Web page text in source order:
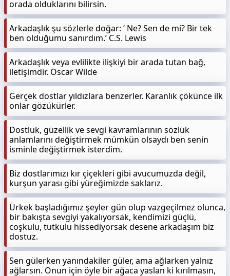
orada olduklarını bilirsin.
Arkadaşlık şu sözlerle doğar: ‘ Ne? Sen de mi? Bir tek
ben olduğumu sanırdım.’ C.S. Lewis
Arkadaşlık veya evlilikte ilişkiyi bir arada tutan bağ,
iletişimdir. Oscar Wilde
Gerçek dostlar yıldızlara benzerler. Karanlık çökünce ilk
onlar gözükürler.
Dostluk, güzellik ve sevgi kavramlarının sözlük
anlamlarını değiştirmek mümkün olsaydı ben senin
isminle değiştirmek isterdim.
Biz dostlarımızı kır çiçekleri gibi avucumuzda değil,
kurşun yarası gibi yüreğimizde saklarız.
Ürkek başladığımız şeyler gün olup vazgeçilmez olunca,
bir bakışta sevgiyi yakalıyorsak, kendimizi güçlü,
coşkulu, tutkulu hissediyorsak desene arkadaşım biz
dostuz.
Sen gülerken yanındakiler güler, ama ağlarken yalnız
ağlarsın. Onun için öyle bir ağaca yaslan ki kırılmasın,